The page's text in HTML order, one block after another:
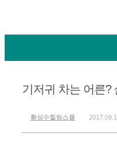
기저귀 차는 어른?
황성수힐링스쿨